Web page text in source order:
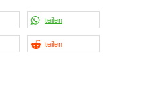
teilen
teilen